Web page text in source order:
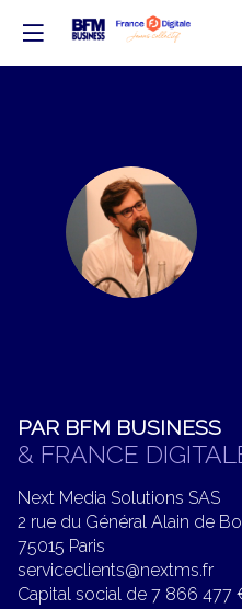
PES
PAR BFM BUSINESS
& FRANCE
Next Media Solutions SAS
2 rue du Général Alain de
75015 Paris
serviceclients@nextms.fr
Capital social de 7 866 477